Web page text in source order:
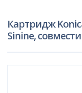
Картридж
Sinine,